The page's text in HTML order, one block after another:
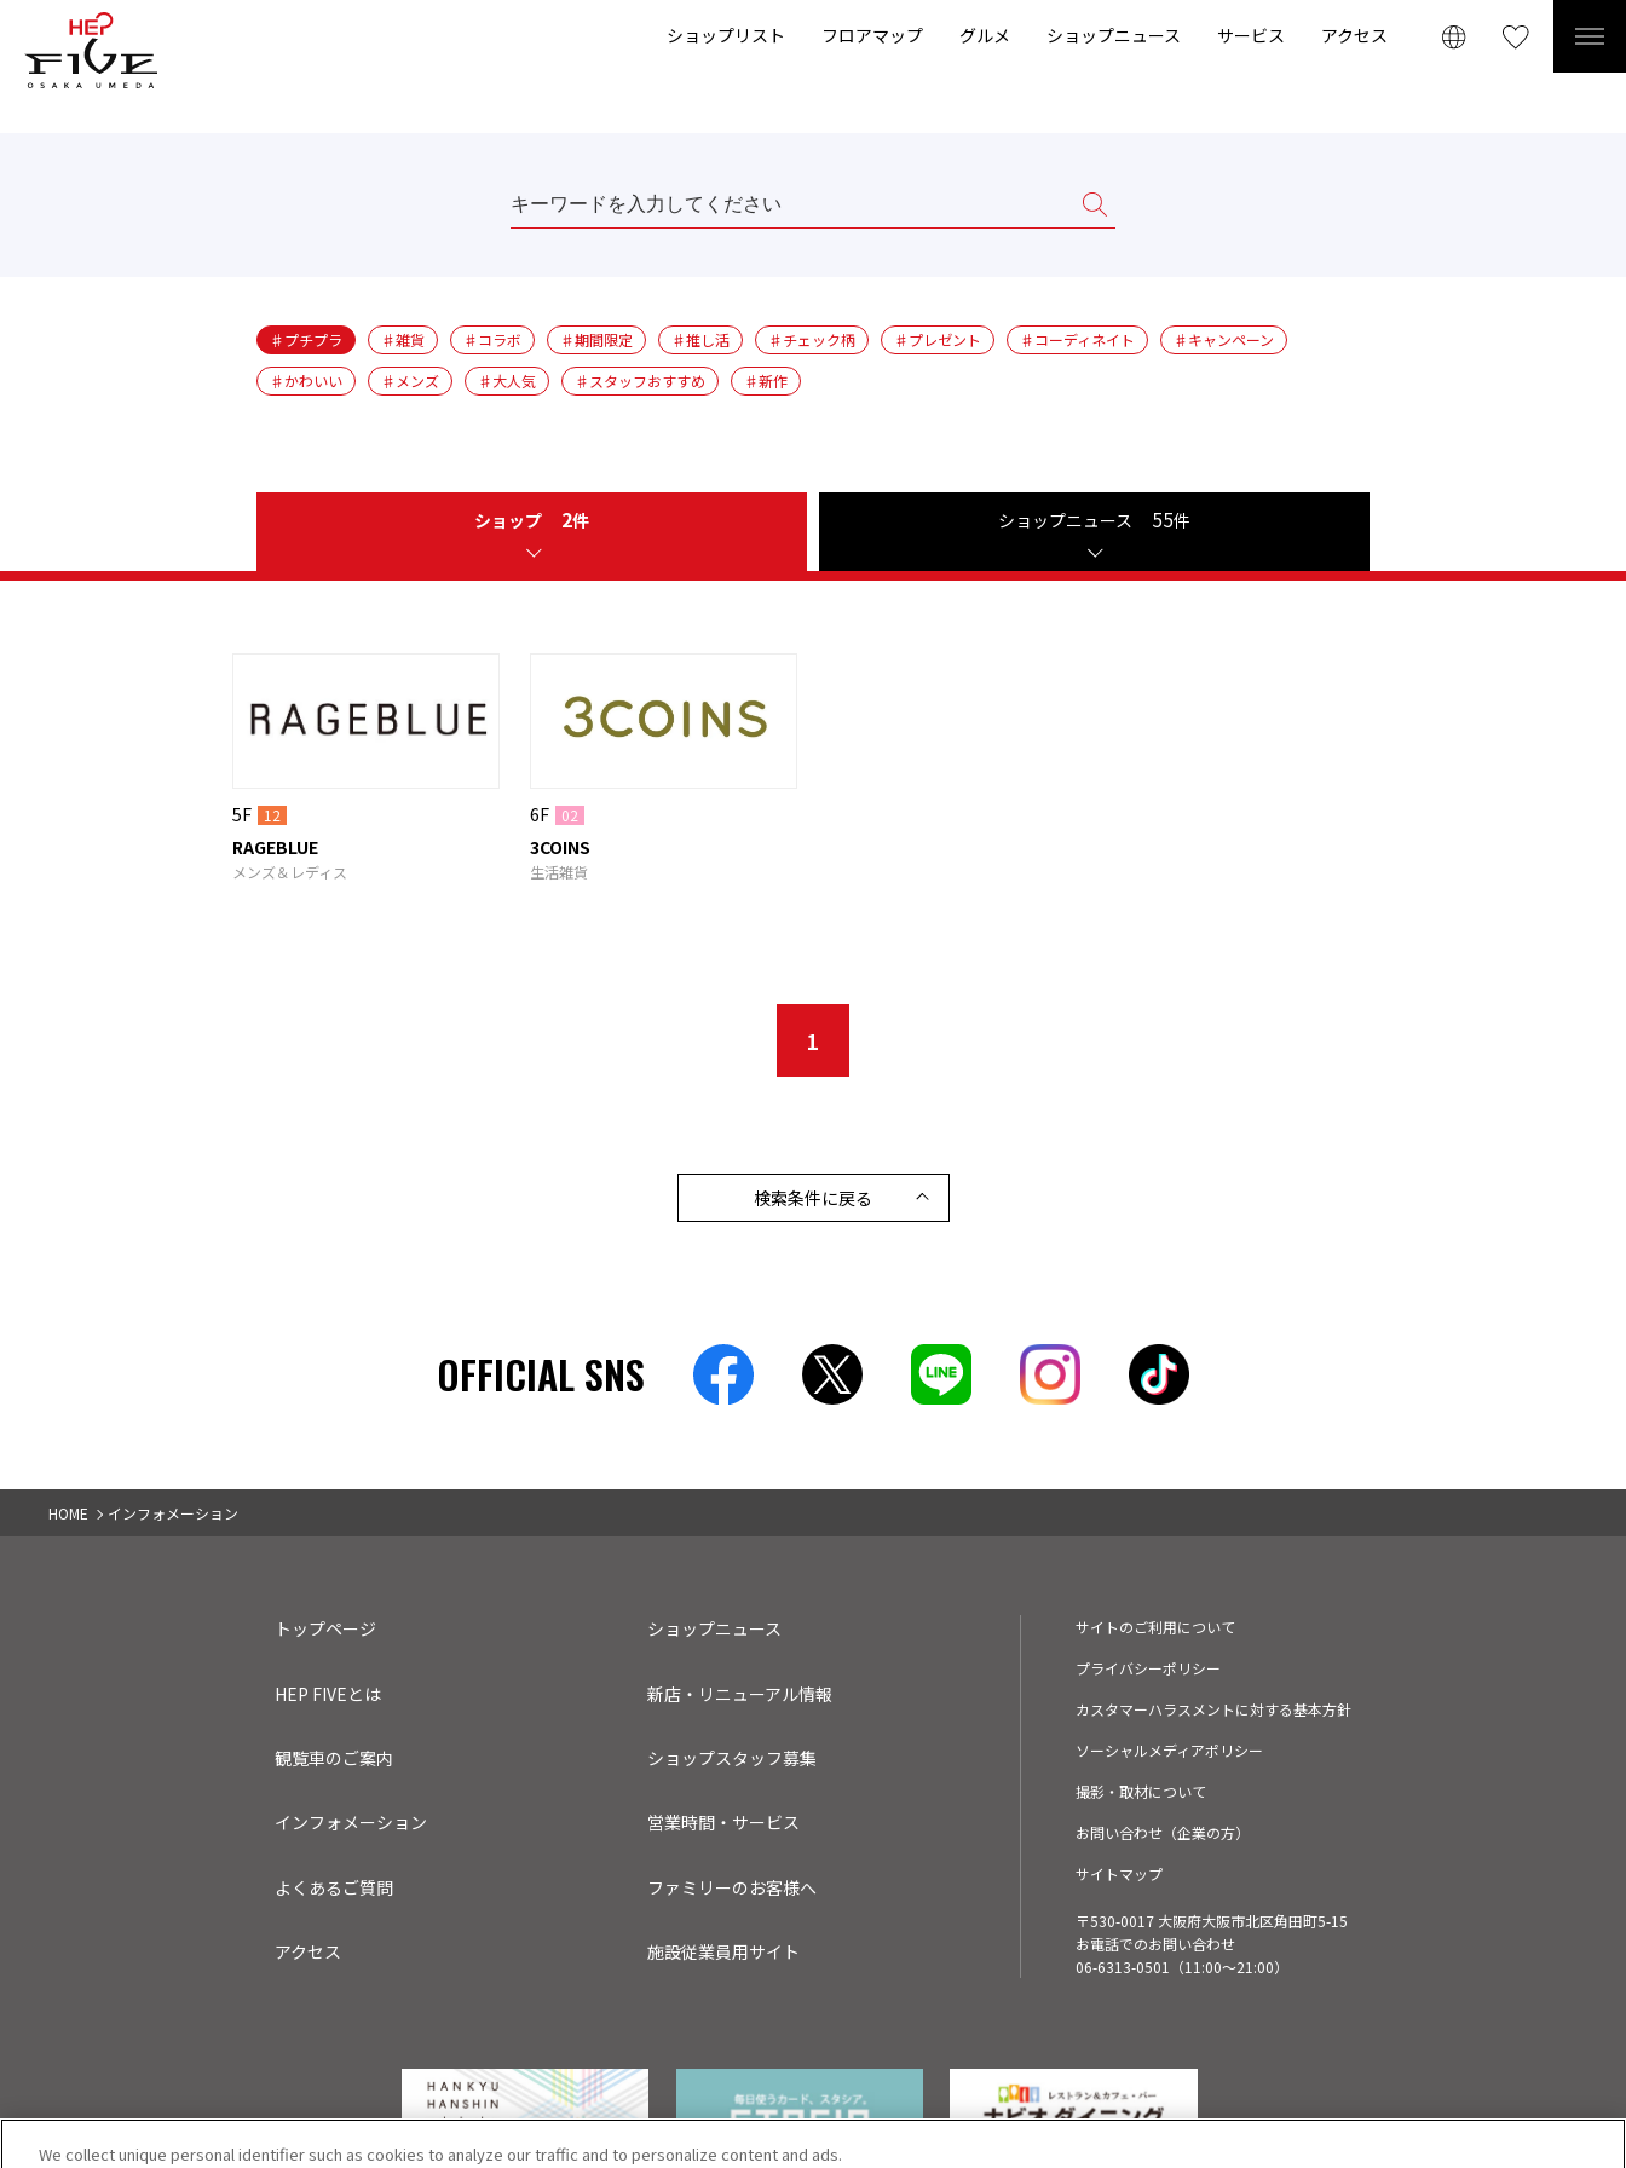
ショップリスト フロアマップ グルメ ショップニュース サービス アクセス
♯プチプラ ♯雑貨 ♯コラボ ♯期間限定 ♯推し活 ♯チェック柄 ♯プレゼント ♯コーディネイト
♯キャンペーン
♯かわいい
♯メンズ ♯大人気 ♯スタッフおすすめ ♯新作
ショップ 2件 ショップニュース 55件
5F 12
RAGEBLUE
メンズ＆レディス
6F 02
3COINS
生活雑貨
1
検索条件に戻る
OFFICIAL SNS
HOME インフォメーション
トップページ ショップニュース
HEP FIVEとは 新店・リニューアル情報
観覧車のご案内 ショップスタッフ募集
インフォメーション 営業時間・サービス
よくあるご質問 ファミリーのお客様へ
アクセス 施設従業員用サイト
サイトのご利用について
プライバシーポリシー
カスタマーハラスメントに対する基本方針
ソーシャルメディアポリシー
撮影・取材について
お問い合わせ（企業の方）
サイトマップ
〒530-0017 大阪府大阪市北区角田町5-15
お電話でのお問い合わせ
06-6313-0501
（11:00～21:00）
We collect unique personal identifier such as cookies to analyze our traffic and to personalize content and ads.